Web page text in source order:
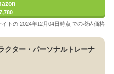
トの 2024年12月04日時点 での税込価格
クター・パーソナルトレーナ